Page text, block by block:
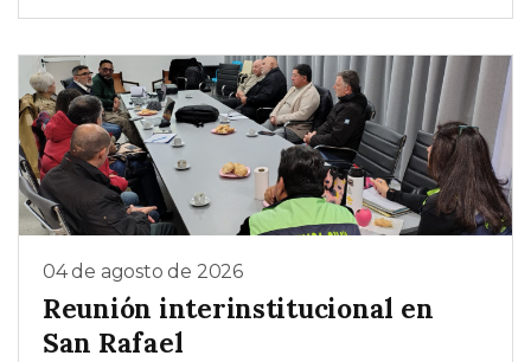
04 de agosto de 2026
Reunión interinstitucional en
San Rafael